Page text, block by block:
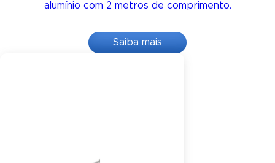
alumínio com 2 metros de comprimento.
Saiba mais